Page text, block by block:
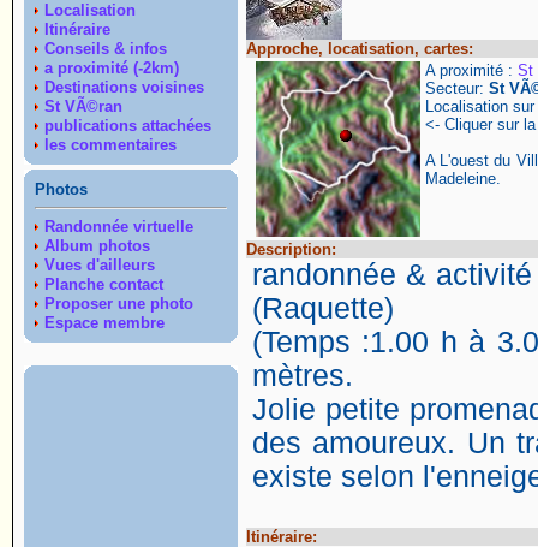
Localisation
Itinéraire
Conseils & infos
a proximité (-2km)
Destinations voisines
St VÃ©ran
publications attachées
les commentaires
Photos
Randonnée virtuelle
Album photos
Vues d'ailleurs
Planche contact
Proposer une photo
Espace membre
Approche, locatisation, cartes:
A proximité : St
Secteur: St
Localisation sur
<- Cliquer sur
A L'ouest du
Madeleine.
Description:
randonnée &
(Raquette)
(Temps :1.00 h à
mètres.
Jolie petite
des amoureux. Un
existe selon
Itinéraire: